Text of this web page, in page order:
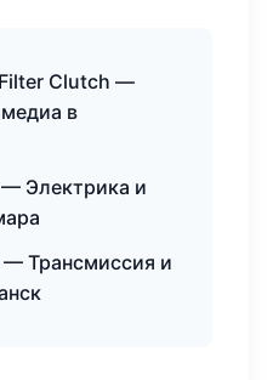
Clutch —
в
Электрика и
Трансмиссия и